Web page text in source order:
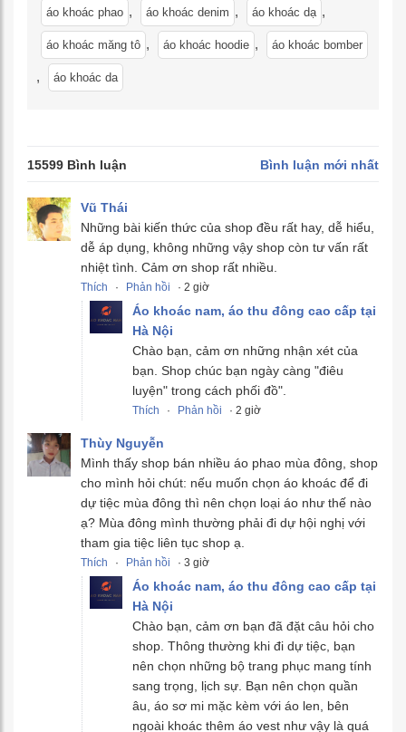
áo khoác phao , áo khoác denim , áo khoác dạ ,
áo khoác măng tô , áo khoác hoodie , áo khoác bomber
, áo khoác da
15599 Bình luận Bình luận mới nhất
Vũ Thái
Những bài kiến thức của shop đều rất hay, dễ hiểu,
dễ áp dụng, không những vậy shop còn tư vấn rất
nhiệt tình. Cảm ơn shop rất nhiều.
Thích · Phản hồi · 2 giờ
Áo khoác nam, áo thu đông cao cấp tại
Hà Nội
Chào bạn, cảm ơn những nhận xét của
bạn. Shop chúc bạn ngày càng "điêu
luyện" trong cách phối đồ".
Thích · Phản hồi · 2 giờ
Thùy Nguyễn
Mình thấy shop bán nhiều áo phao mùa đông, shop
cho mình hỏi chút: nếu muốn chọn áo khoác để đi
dự tiệc mùa đông thì nên chọn loại áo như thế nào
ạ? Mùa đông mình thường phải đi dự hội nghị với
tham gia tiệc liên tục shop ạ.
Thích · Phản hồi · 3 giờ
Áo khoác nam, áo thu đông cao cấp tại
Hà Nội
Chào bạn, cảm ơn bạn đã đặt câu hỏi cho
shop. Thông thường khi đi dự tiệc, bạn
nên chọn những bộ trang phục mang tính
sang trọng, lịch sự. Bạn nên chọn quần
âu, áo sơ mi mặc kèm với áo len, bên
ngoài khoác thêm áo vest như vậy là quá